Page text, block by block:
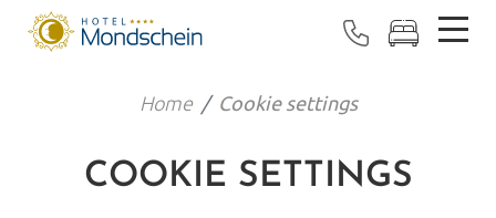
Home Cookie settings
COOKIE SETTINGS